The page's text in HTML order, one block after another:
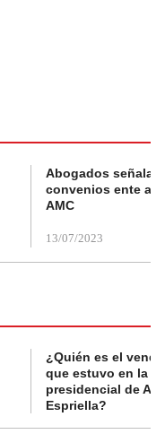
Abogados
convenios ente
AMC
13/07/2023
¿Quién es el
que estuvo en la
presidencial de
Espriella?